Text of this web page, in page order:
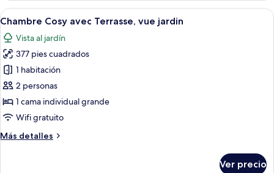
Terrasse,
vue
vignoble
Abrir
todas
las
fotos
de
Chambre
Cosy
avec
Terrasse,
vue
Una cama bien tendida con sábanas
4
Chambre Cosy avec Terrasse, vue jardin
Vista al jardín
377 pies cuadrados
1 habitación
2 personas
1 cama individual grande
Wifi gratuito
Más detalles
Más
Ver precio